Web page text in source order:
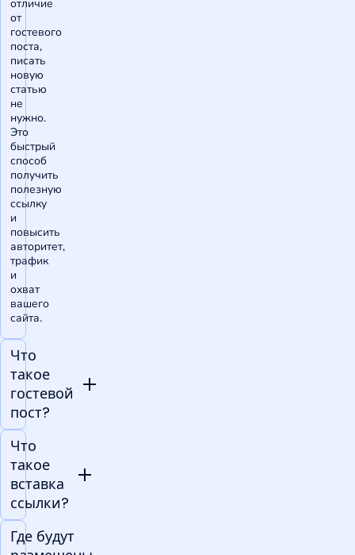
отличие
от
гостевого
поста,
писать
новую
статью
не
нужно.
Это
быстрый
способ
получить
полезную
ссылку
и
повысить
авторитет,
трафик
и
охват
вашего
сайта.
Что
такое
гостевой
пост?
Что
такое
вставка
ссылки?
Где будут